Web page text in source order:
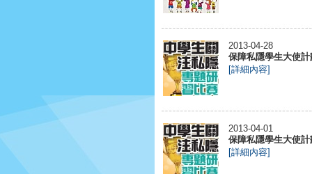
2013-04-28
保障私隱學生大使
[詳細內容]
2013-04-01
保障私隱學生大使
[詳細內容]